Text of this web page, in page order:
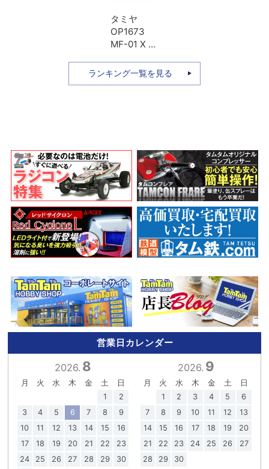
タミヤ
OP1673
MF-01 X ア
ラシャフト
Lホイール
ランキング一覧を見る
営業日カレンダー
2026. 8
月 火 水 木 金 土
日
1
2
3
4 5 6 7 8
9
10
11 12 13 14 15
16
17
18 19 20 21 22
23
24
25 26 27 28 29
30
2026. 9
月 火 水 木 金 土
日
1
2 3 4 5
6
7
8 9 10 11 12
13
14
15 16 17 18 19
20
21
22 23 24 25 26
27
28
29 30